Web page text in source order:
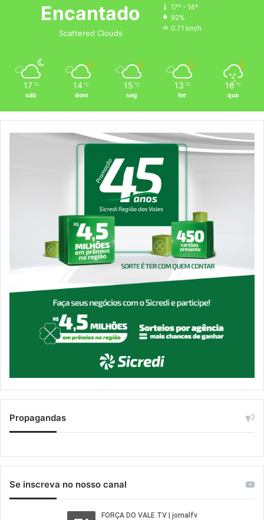
Encantado
Scattered Clouds
17º - 14º
92%
0.71 km/h
17 ℃
sáb
14 ℃
dom
15 ℃
seg
13 ℃
ter
16 ℃
qua
Propagandas
Se inscreva no nosso canal